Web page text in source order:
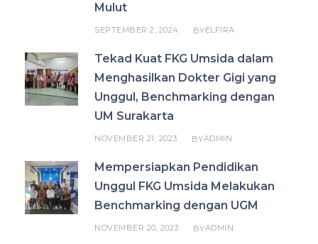
Mulut
SEPTEMBER 2, 2024 BYELFIRA
Tekad Kuat FKG Umsida dalam
Menghasilkan Dokter Gigi yang
Unggul, Benchmarking dengan
UM Surakarta
NOVEMBER 21, 2023 BYADMIN
Mempersiapkan Pendidikan
Unggul FKG Umsida Melakukan
Benchmarking dengan UGM
NOVEMBER 20, 2023 BYADMIN